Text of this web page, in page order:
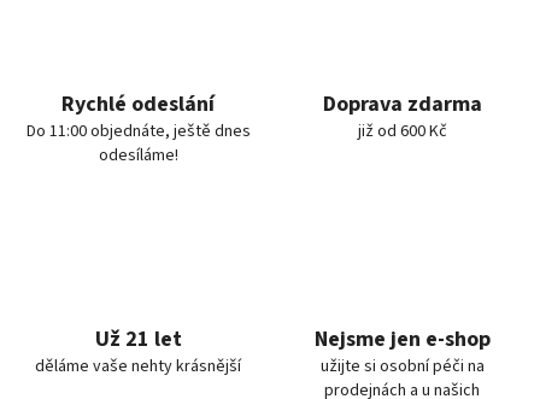
Rychlé odeslání
Do 11:00 objednáte, ještě dnes
odesíláme!
Doprava zdarma
již od 600 Kč
Už 21 let
děláme vaše nehty krásnější
Nejsme jen e-shop
užijte si osobní péči na
prodejnách a u našich